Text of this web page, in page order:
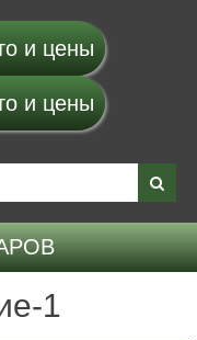
и цены
и цены
1